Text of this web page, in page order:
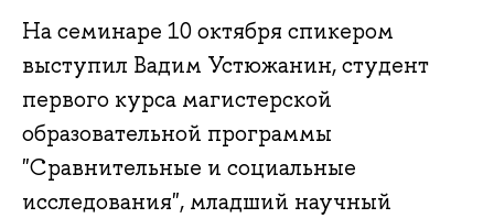
На семинаре 10 октября спикером
выступил Вадим Устюжанин, студент
первого курса магистерской
образовательной программы
"Сравнительные и социальные
исследования", младший научный